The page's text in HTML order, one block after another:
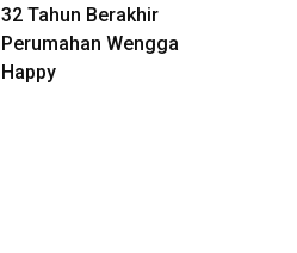
32 Tahun Berakhir
Perumahan Wengga
Happy